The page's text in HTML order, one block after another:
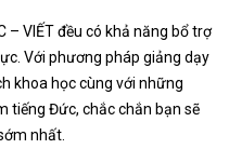
– VIẾT đều có khả năng bổ trợ
Với phương pháp giảng dạy
khoa học cùng với những
tiếng Đức, chắc chắn bạn sẽ
nhất.